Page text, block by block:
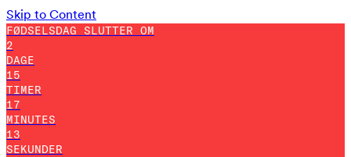
Skip to Content
FØDSELSDAG SLUTTER OM
2
DAGE
15
TIMER
17
MINUTES
2
SEKUNDER